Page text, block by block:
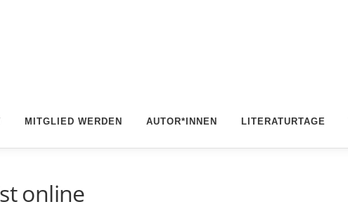
MITGLIED WERDEN AUTOR*INNEN LITERATURTAGE
online